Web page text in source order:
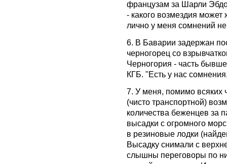
французам за Шарли
- какого возмездия
лично у меня сомнений
6. В Баварии задержан
черногорец со
Черногория - часть
КГБ. "Есть у нас
7. У меня, помимо всяких
(чисто транспортной)
количества беженцев за
высадки с огромного
в резиновые лодки
Высадку снимали с
слышны переговоры по